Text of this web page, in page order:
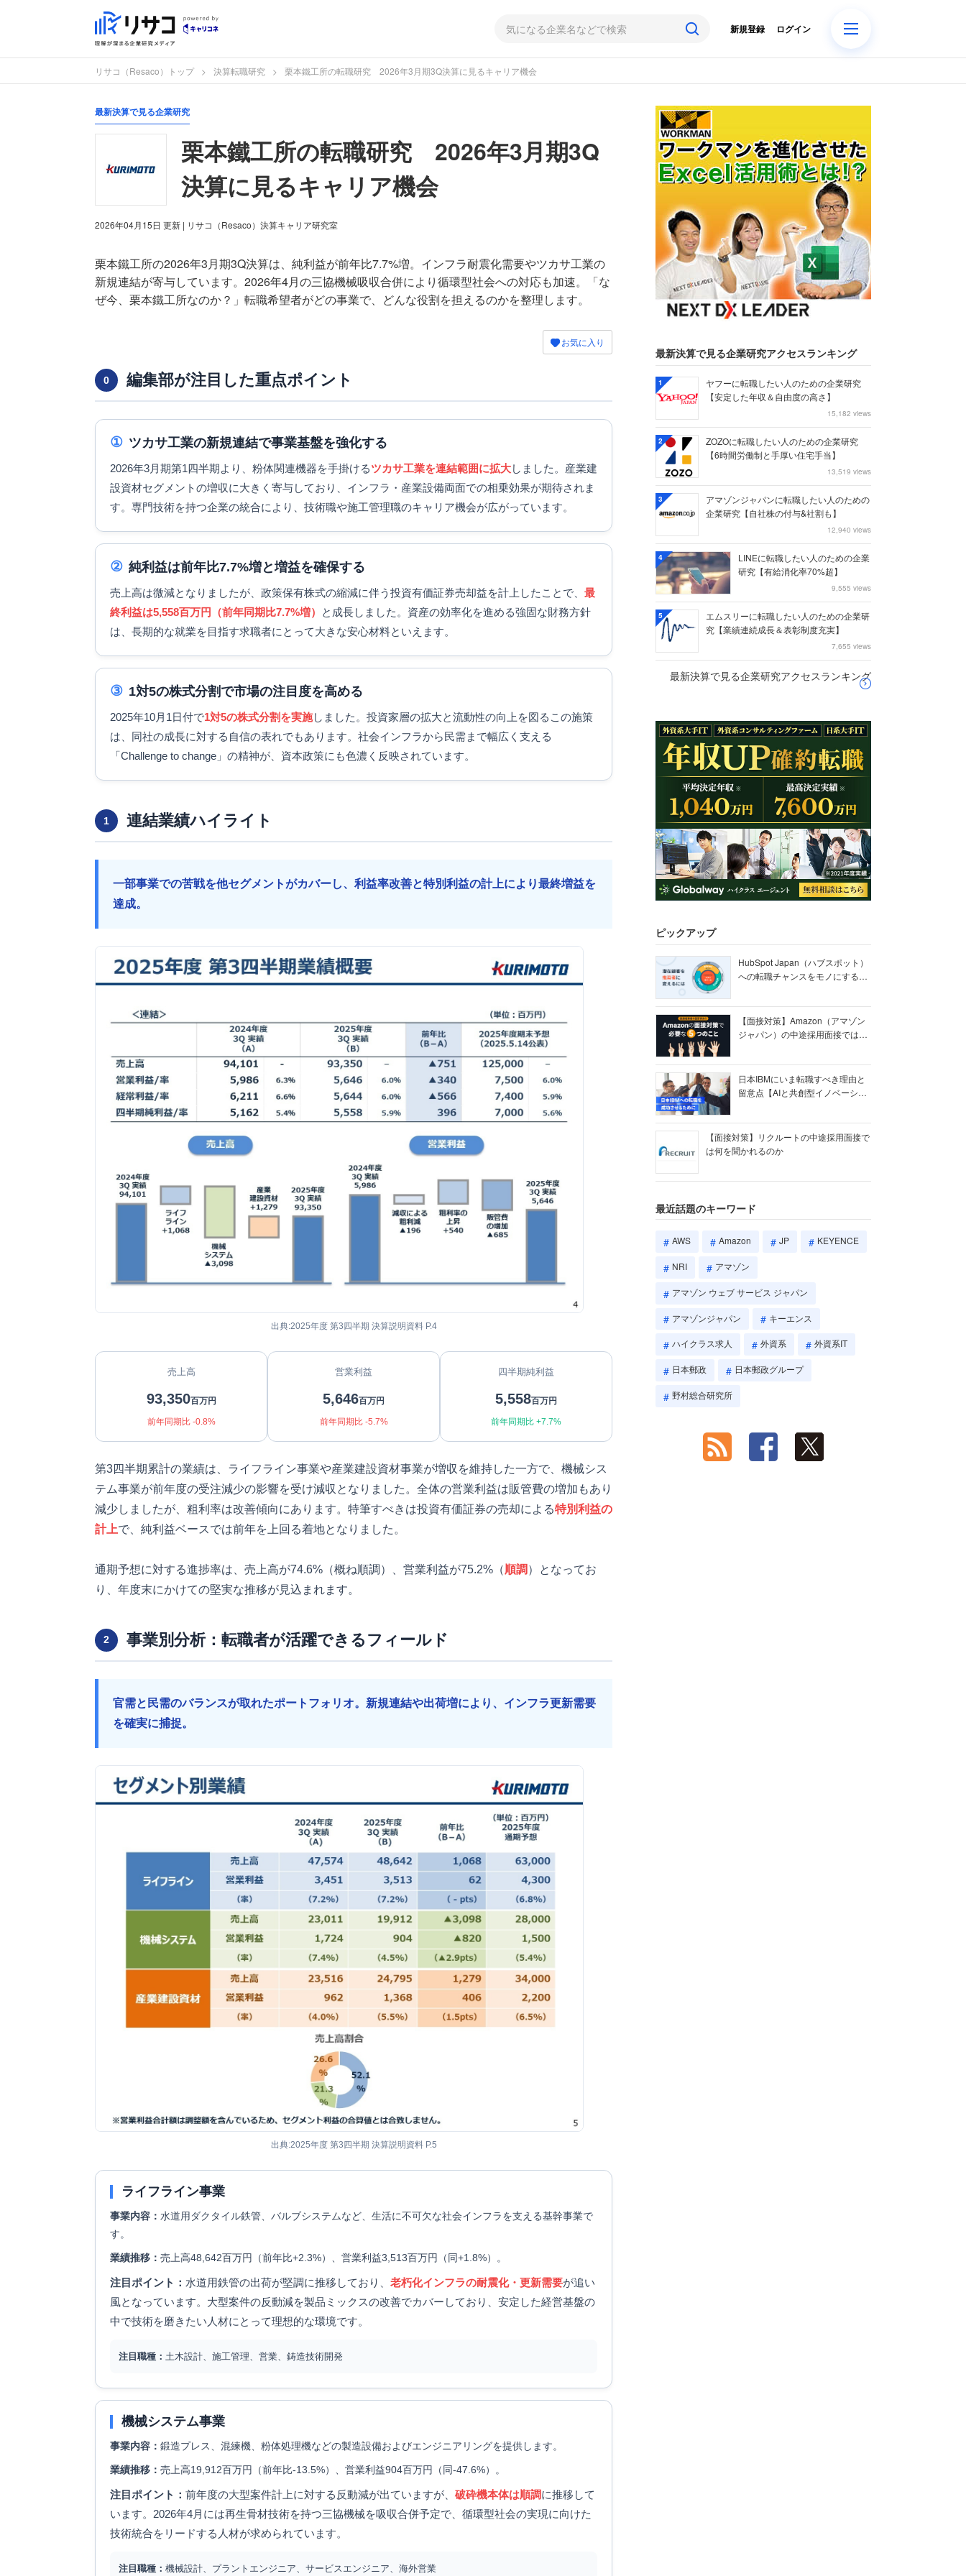
ログイン
新規登録
リサコ（Resaco）トップ 決算転職研究 栗本鐵工所の転職研究 2026年3月期3Q決算に見るキャリア機会
最新決算で見る企業研究
栗本鐵工所の転職研究 2026年3月期3Q
決算に見るキャリア機会
2026年04月15日 更新 | リサコ（Resaco）決算キャリア研究室
栗本鐵工所の2026年3月期3Q決算は、純利益が前年比7.7%増。インフラ耐震化需要やツカサ工業の
新規連結が寄与しています。2026年4月の三協機械吸収合併により循環型社会への対応も加速。「な
ぜ今、栗本鐵工所なのか？」転職希望者がどの事業で、どんな役割を担えるのかを整理します。
お気に入り
0 編集部が注目した重点ポイント
① ツカサ工業の新規連結で事業基盤を強化する
2026年3月期第1四半期より、粉体関連機器を手掛けるツカサ工業を連結範囲に拡大しました。産業建
設資材セグメントの増収に大きく寄与しており、インフラ・産業設備両面での相乗効果が期待されま
す。専門技術を持つ企業の統合により、技術職や施工管理職のキャリア機会が広がっています。
② 純利益は前年比7.7%増と増益を確保する
売上高は微減となりましたが、政策保有株式の縮減に伴う投資有価証券売却益を計上したことで、 最
終利益は5,558百万円（前年同期比7.7%増）
と成長しました。資産の効率化を進める強固な財務方針
は、長期的な就業を目指す求職者にとって大きな安心材料といえます。
③ 1対5の株式分割で市場の注目度を高める
2025年10月1日付で1対5の株式分割を実施しました。投資家層の拡大と流動性の向上を図るこの施策
は、同社の成長に対する自信の表れでもあります。社会インフラから民需まで幅広く支える
「Challenge to change」の精神が、資本政策にも色濃く反映されています。
1 連結業績ハイライト
一部事業での苦戦を他セグメントがカバーし、利益率改善と特別利益の計上により最終増益を
達成。
出典:2025年度 第3四半期 決算説明資料 P.4
売上高
93,350百万円
前年同期比 -0.8%
営業利益
5,646百万円
前年同期比 -5.7%
四半期純利益
5,558百万円
前年同期比 +7.7%
第3四半期累計の業績は、ライフライン事業や産業建設資材事業が増収を維持した一方で、機械シス
テム事業が前年度の受注減少の影響を受け減収となりました。全体の営業利益は販管費の増加もあり
減少しましたが、粗利率は改善傾向にあります。特筆すべきは投資有価証券の売却による特別利益の
計上で、純利益ベースでは前年を上回る着地となりました。
通期予想に対する進捗率は、売上高が74.6%（概ね順調）、営業利益が75.2%（順調 ）となってお
り、年度末にかけての堅実な推移が見込まれます。
2 事業別分析：転職者が活躍できるフィールド
官需と民需のバランスが取れたポートフォリオ。新規連結や出荷増により、インフラ更新需要
を確実に捕捉。
出典:2025年度 第3四半期 決算説明資料 P.5
ライフライン事業
事業内容： 水道用ダクタイル鉄管、バルブシステムなど、生活に不可欠な社会インフラを支える基幹事業で
す。
業績推移： 売上高48,642百万円（前年比+2.3%）、営業利益3,513百万円（同+1.8%）。
注目ポイント： 水道用鉄管の出荷が堅調に推移しており、 老朽化インフラの耐震化・更新需要が追い
風となっています。大型案件の反動減を製品ミックスの改善でカバーしており、安定した経営基盤の
中で技術を磨きたい人材にとって理想的な環境です。
注目職種： 土木設計、施工管理、営業、鋳造技術開発
機械システム事業
事業内容： 鍛造プレス、混練機、粉体処理機などの製造設備およびエンジニアリングを提供します。
業績推移： 売上高19,912百万円（前年比-13.5%）、営業利益904百万円（同-47.6%）。
注目ポイント： 前年度の大型案件計上に対する反動減が出ていますが、 破砕機本体は順調に推移して
います。2026年4月には再生骨材技術を持つ三協機械を吸収合併予定で、循環型社会の実現に向けた
技術統合をリードする人材が求められています。
注目職種： 機械設計、プラントエンジニア、サービスエンジニア、海外営業
最新決算で見る企業研究アクセスランキング
1
ヤフーに転職したい人のための企業研究
【安定した年収＆自由度の高さ】
15,182 views
2
ZOZOに転職したい人のための企業研究
【6時間労働制と手厚い住宅手当】
13,519 views
3
アマゾンジャパンに転職したい人のための
企業研究【自社株の付与&社割も】
12,940 views
4
LINEに転職したい人のための企業
研究【有給消化率70%超】
9,555 views
5
エムスリーに転職したい人のための企業研
究【業績連続成長＆表彰制度充実】
7,655 views
最新決算で見る企業研究アクセスランキング
ピックアップ
HubSpot Japan（ハブスポット）
への転職チャンスをモノにする
【面接対策】Amazon（アマゾン
ジャパン）の中途採用面接では何
日本IBMにいま転職すべき理由と
留意点【AIと共創型イノベーショ
【面接対策】リクルートの中途採用面接で
は何を聞かれるのか
最近話題のキーワード
AWS Amazon JP KEYENCE
NRI アマゾン
アマゾン ウェブ サービス ジャパン
アマゾンジャパン キーエンス
ハイクラス求人 外資系 外資系IT
日本郵政 日本郵政グループ
野村総合研究所